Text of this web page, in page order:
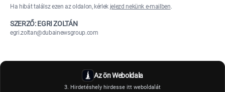
Ha hibát találsz ezen az oldalon, kérlek jelezd nekünk e-mailben.
SZERZŐ: EGRI ZOLTÁN
egri.zoltan@dubainewsgroup.com
Az ön Weboldala
3. Hirdetéshely hirdesse itt weboldalát